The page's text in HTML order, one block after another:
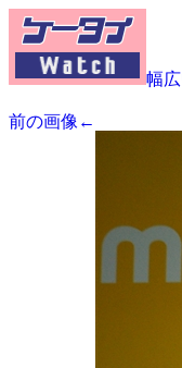
幅
前の画像←